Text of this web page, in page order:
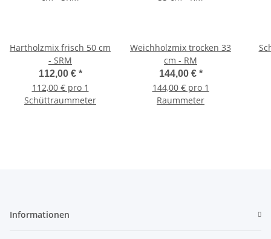
Hartholzmix frisch 50 cm
- SRM
112,00 € *
112,00 € pro 1
Schüttraummeter
Weichholzmix trocken 33
cm - RM
144,00 € *
144,00 € pro 1
Raummeter
Informationen